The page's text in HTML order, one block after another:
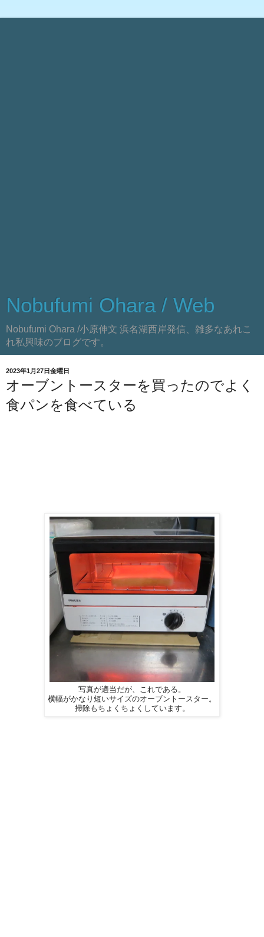
Nobufumi Ohara / Web
Nobufumi Ohara /小原伸文 浜名湖西岸発信、雑多なあれこ
れ私興味のブログです。
2023年1月27日金曜日
オーブントースターを買ったのでよく
食パンを食べている
写真が適当だが、これである。
横幅がかなり短いサイズのオーブントースター。
掃除もちょくちょくしています。